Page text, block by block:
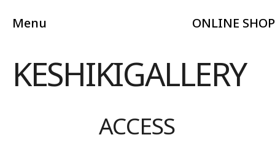
KESHIKIGALLERY
Menu ONLINE SHOP
ACCESS